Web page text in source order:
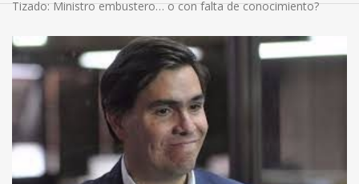
Tizado: Ministro embustero… o con falta de conocimiento?